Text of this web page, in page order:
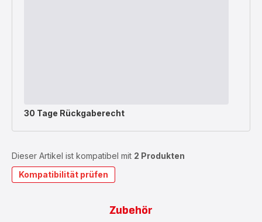
30 Tage Rückgaberecht
Dieser Artikel ist kompatibel mit 2 Produkten
Kompatibilität prüfen
Zubehör